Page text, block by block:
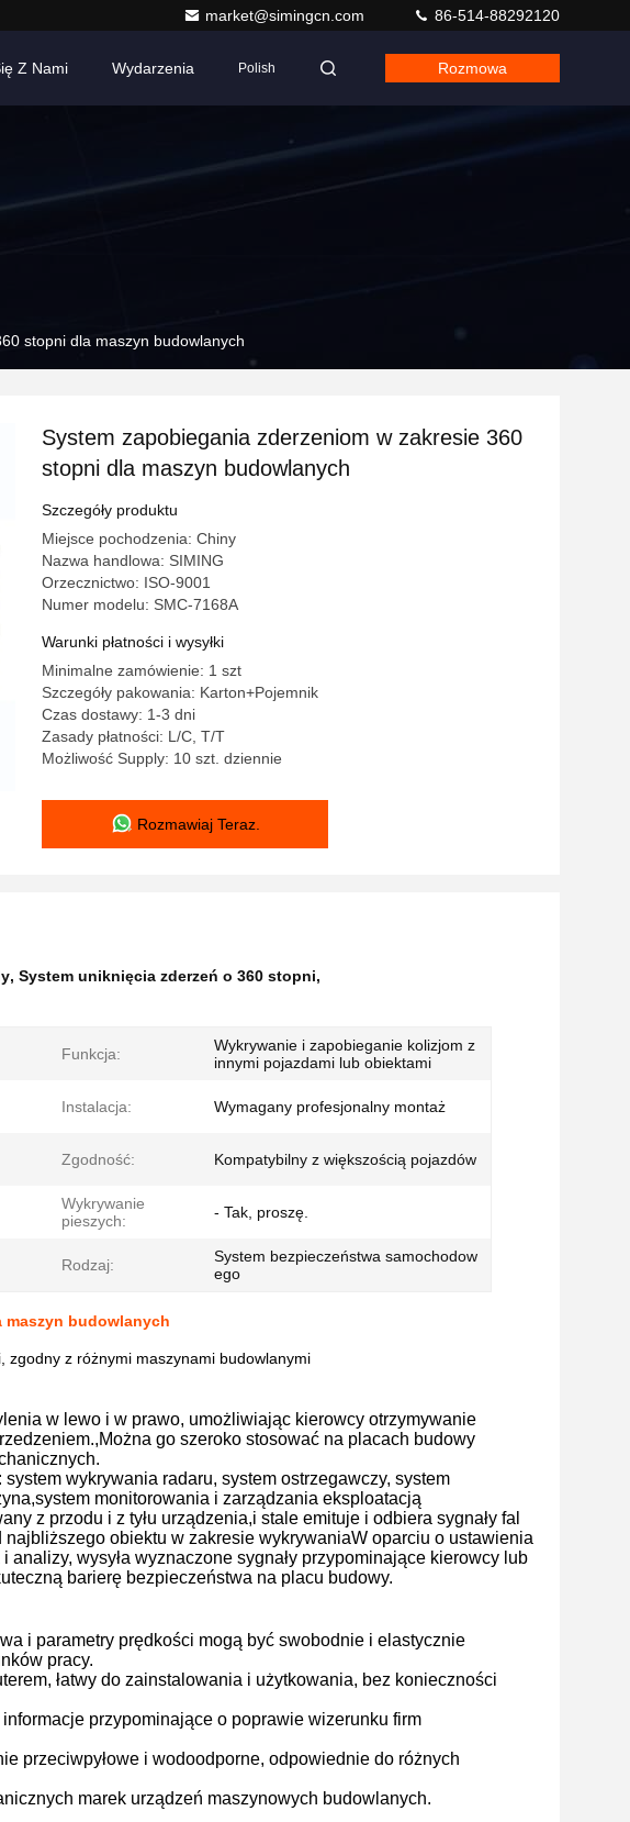
market@simingcn.com 86-514-88292120
Z Nami Wydarzenia Polish Rozmowa
stopni dla maszyn budowlanych
System zapobiegania zderzeniom w zakresie 360
stopni dla maszyn budowlanych
Szczegóły produktu
Miejsce pochodzenia: Chiny
Nazwa handlowa: SIMING
Orzecznictwo: ISO-9001
Numer modelu: SMC-7168A
Warunki płatności i wysyłki
Minimalne zamówienie: 1 szt
Szczegóły pakowania: Karton+Pojemnik
Czas dostawy: 1-3 dni
Zasady płatności: L/C, T/T
Możliwość Supply: 10 szt. dziennie
Rozmawiaj Teraz.
, System uniknięcia zderzeń o 360 stopni,
Funkcja:
Wykrywanie i zapobieganie kolizjom z
innymi pojazdami lub obiektami
Instalacja: Wymagany profesjonalny montaż
Zgodność: Kompatybilny z większością pojazdów
Wykrywanie
pieszych:
- Tak, proszę.
Rodzaj:
System bezpieczeństwa samochodow
ego
maszyn budowlanych
zgodny z różnymi maszynami budowlanymi
w lewo i w prawo, umożliwiając kierowcy otrzymywanie
go szeroko stosować na placach budowy
wykrywania radaru, system ostrzegawczy, system
monitorowania i zarządzania eksploatacją
z przodu i z tyłu urządzenia,i stale emituje i odbiera sygnały fal
obiektu w zakresie wykrywaniaW oparciu o ustawienia
wysyła wyznaczone sygnały przypominające kierowcy lub
barierę bezpieczeństwa na placu budowy.
i parametry prędkości mogą być swobodnie i elastycznie
pracy.
łatwy do zainstalowania i użytkowania, bez konieczności
przypominające o poprawie wizerunku firm
przeciwpyłowe i wodoodporne, odpowiednie do różnych
marek urządzeń maszynowych budowlanych.